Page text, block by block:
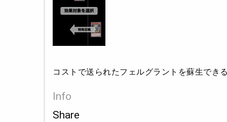
コストで送られたフェルグラントを蘇生でき
Info
Share